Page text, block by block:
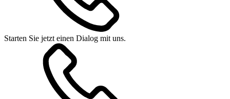
Starten Sie jetzt einen Dialog mit uns.